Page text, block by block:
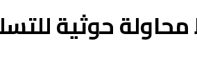
محاولة حوثية